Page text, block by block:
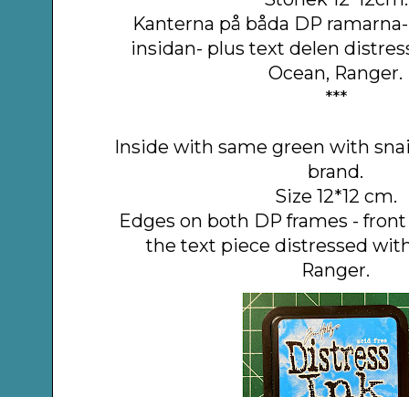
Kanterna på båda DP
insidan- plus text delen
Ocean, Ranger.
***
Inside with same green with
brand.
Size 12*12 cm.
Edges on both DP frames -
the text piece distressed
Ranger.